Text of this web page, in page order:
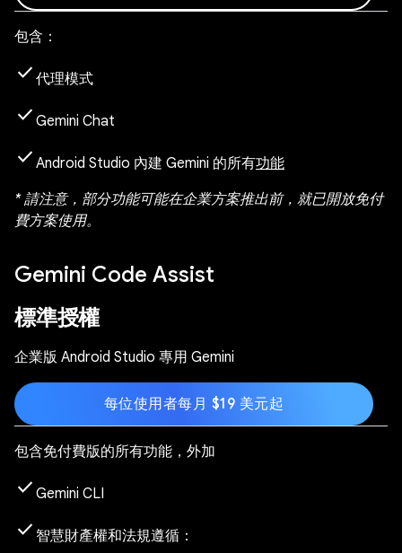
包含：
check 代理模式
check Gemini Chat
check Android Studio 內建 Gemini 的所有功能
* 請注意，部分功能可能在企業方案推出前，就已開放免付
費方案使用。
Gemini Code Assist
標準授權
企業版 Android Studio 專用 Gemini
每位使用者每月 $19 美元起
包含免付費版的所有功能，外加
check Gemini CLI
check 智慧財產權和法規遵循：